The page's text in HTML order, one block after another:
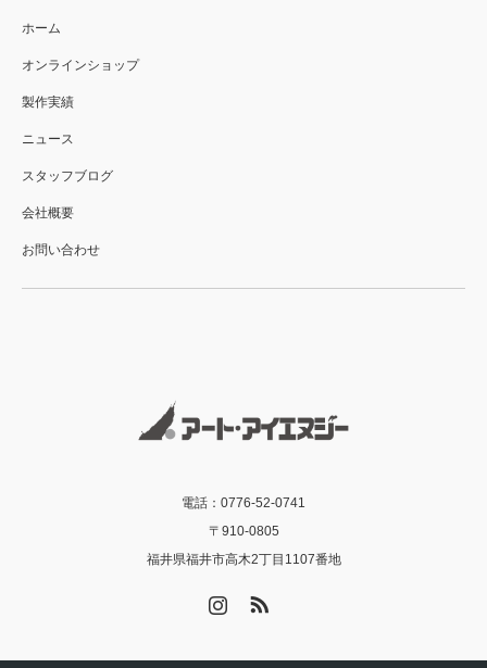
ホーム
オンラインショップ
製作実績
ニュース
スタッフブログ
会社概要
お問い合わせ
電話：0776-52-0741
〒910-0805
福井県福井市高木2丁目1107番地